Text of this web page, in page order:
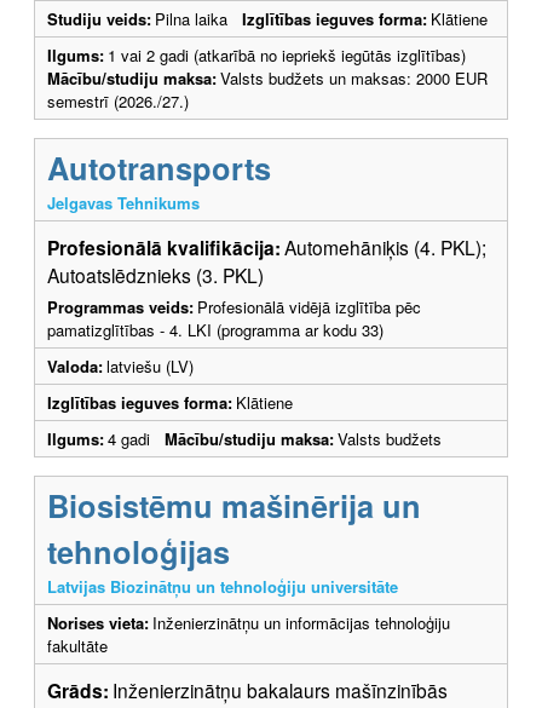
Studiju veids: Pilna laika Izglītības ieguves forma: Klātiene
Ilgums: 1 vai 2 gadi (atkarībā no iepriekš iegūtās izglītības)
Mācību/studiju maksa:Valsts budžets un maksas: 2000 EUR
semestrī (2026./27.)
Autotransports
Jelgavas Tehnikums
Profesionālā kvalifikācija:Automehāniķis (4. PKL);
Autoatslēdznieks (3. PKL)
Programmas veids: Profesionālā vidējā izglītība pēc
pamatizglītības - 4. LKI (programma ar kodu 33)
Valoda:latviešu (LV)
Izglītības ieguves forma: Klātiene
Ilgums:4 gadi Mācību/studiju maksa:Valsts budžets
Biosistēmu mašinērija un
tehnoloģijas
Latvijas Biozinātņu un tehnoloģiju universitāte
Norises vieta: Inženierzinātņu un informācijas tehnoloģiju
fakultāte
Grāds: Inženierzinātņu bakalaurs mašīnzinībās